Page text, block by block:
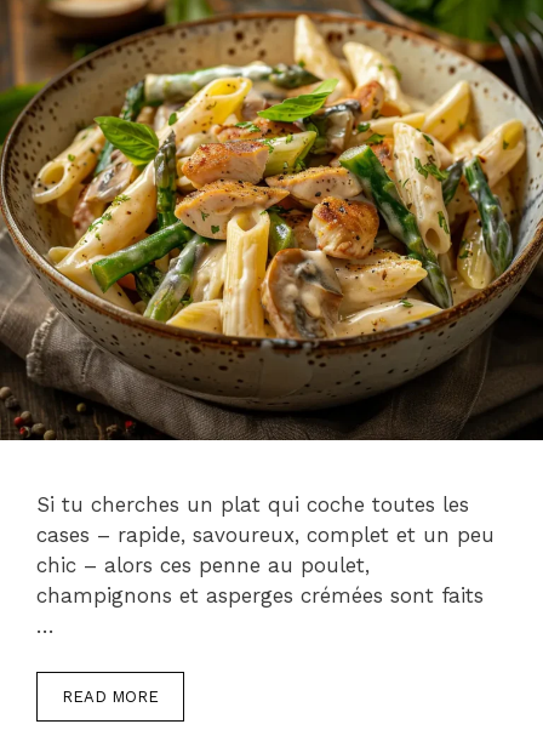
Si tu cherches un plat qui coche toutes les
cases – rapide, savoureux, complet et un peu
chic – alors ces penne au poulet,
champignons et asperges crémées sont faits
…
READ MORE